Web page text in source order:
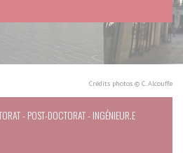
Crédits photos © C. Alcouffe
- POST-DOCTORAT - INGÉNIEUR.E